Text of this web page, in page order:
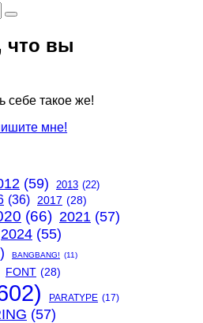
Search
что вы
себе такое же!
мне!
(59) 2013 (22)
(36) 2017 (28)
(66) 2021 (57)
2024 (55)
BANGBANG! (11)
FONT (28)
PARATYPE (17)
(57)